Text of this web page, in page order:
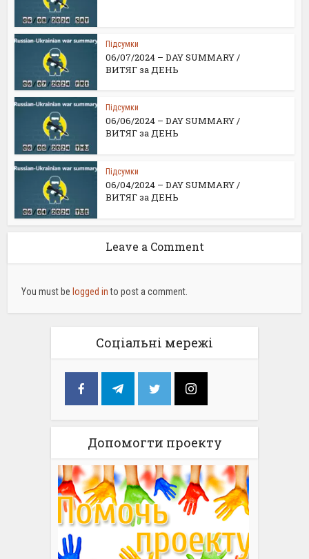
Підсумки
06/07/2024 – DAY SUMMARY /
ВИТЯГ за ДЕНЬ
Підсумки
06/06/2024 – DAY SUMMARY /
ВИТЯГ за ДЕНЬ
Підсумки
06/04/2024 – DAY SUMMARY /
ВИТЯГ за ДЕНЬ
Leave a Comment
You must be logged into post a comment.
Соціальні мережі
Допомогти проекту